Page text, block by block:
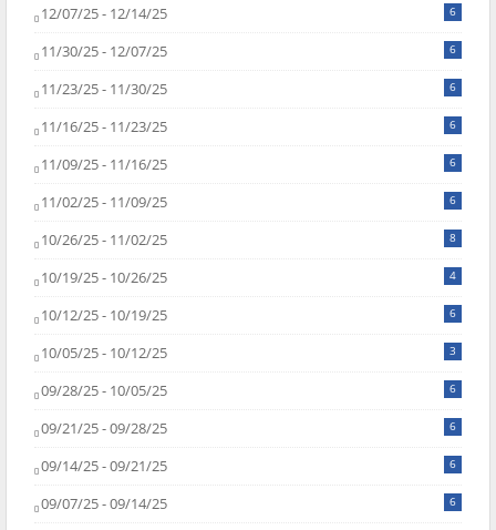
12/07/25 - 12/14/25 6
11/30/25 - 12/07/25 6
11/23/25 - 11/30/25 6
11/16/25 - 11/23/25 6
11/09/25 - 11/16/25 6
11/02/25 - 11/09/25 6
10/26/25 - 11/02/25 8
10/19/25 - 10/26/25 4
10/12/25 - 10/19/25 6
10/05/25 - 10/12/25 3
09/28/25 - 10/05/25 6
09/21/25 - 09/28/25 6
09/14/25 - 09/21/25 6
09/07/25 - 09/14/25 6